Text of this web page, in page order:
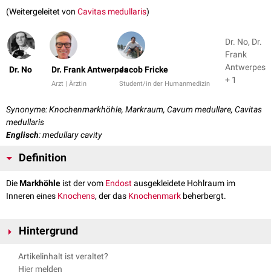
(Weitergeleitet von Cavitas medullaris)
Dr. No Dr. Frank Antwerpes
Arzt | Ärztin
Jacob Fricke
Student/in der Humanmedizin
Dr. No, Dr.
Frank
Antwerpes
+ 1
Synonyme: Knochenmarkhöhle, Markraum, Cavum medullare, Cavitas
medullaris
Englisch: medullary cavity
Definition
DieMarkhöhle ist der vom Endostausgekleidete Hohlraum im
Inneren eines Knochens, der das Knochenmark beherbergt.
Hintergrund
Die Markhöhle entsteht zu Beginn der
Blutgefäßen
Artikelinhalt ist veraltet?
Hier melden